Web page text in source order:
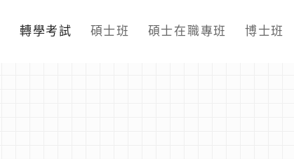
轉學考試 碩士班 碩士在職專班 博士班